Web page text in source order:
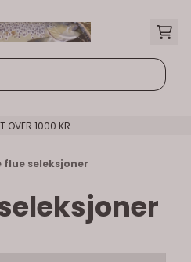
OVER 1000 KR
flue seleksjoner